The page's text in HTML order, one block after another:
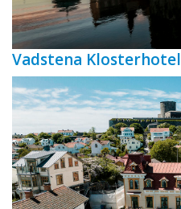
Vadstena Klosterhotel